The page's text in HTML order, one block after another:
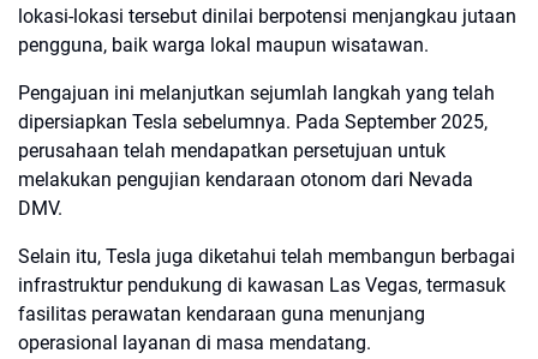
lokasi-lokasi tersebut dinilai berpotensi menjangkau jutaan
pengguna, baik warga lokal maupun wisatawan.
Pengajuan ini melanjutkan sejumlah langkah yang telah
dipersiapkan Tesla sebelumnya. Pada September 2025,
perusahaan telah mendapatkan persetujuan untuk
melakukan pengujian kendaraan otonom dari Nevada
DMV.
Selain itu, Tesla juga diketahui telah membangun berbagai
infrastruktur pendukung di kawasan Las Vegas, termasuk
fasilitas perawatan kendaraan guna menunjang
operasional layanan di masa mendatang.